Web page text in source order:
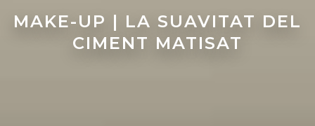
MAKE-UP | LA SUAVITAT DEL
CIMENT MATISAT